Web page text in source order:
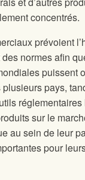
concentrés.
prévoient
normes afin
puissent
pays,
sur le
au sein de leur
pour